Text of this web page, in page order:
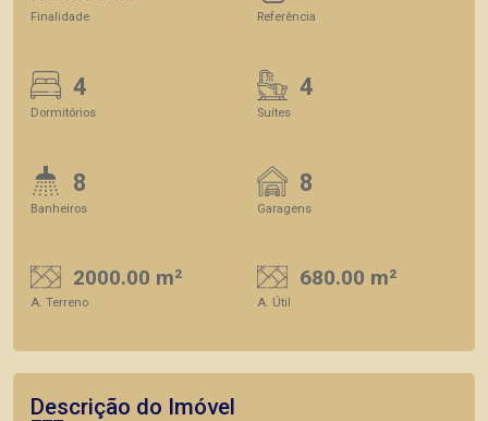
Finalidade Referência
4
Dormitórios
4
Suítes
8
Banheiros
8
Garagens
2000.00 m²
A. Terreno
680.00 m²
A. Útil
Descrição do Imóvel